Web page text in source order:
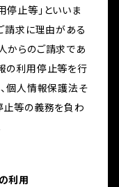
停止等」といいま
請求に理由がある
からのご請求であ
の利用停止等を行
個人情報保護法そ
止等の義務を負わ
利用